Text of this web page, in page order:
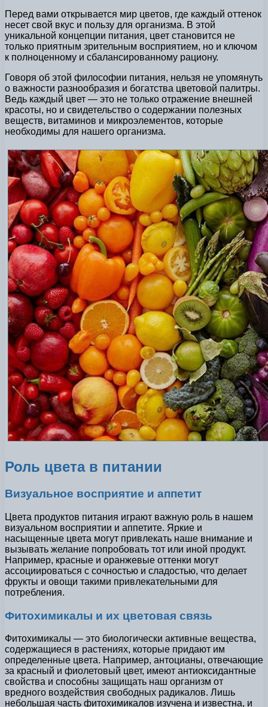
Перед вами открывается мир цветов, где каждый оттенок
несет свой вкус и пользу для организма. В этой
уникальной концепции питания, цвет становится не
только приятным зрительным восприятием, но и ключом
к полноценному и сбалансированному рациону.
Говоря об этой философии питания, нельзя не упомянуть
о важности разнообразия и богатства цветовой палитры.
Ведь каждый цвет — это не только отражение внешней
красоты, но и свидетельство о содержании полезных
веществ, витаминов и микроэлементов, которые
необходимы для нашего организма.
Роль цвета в питании
Визуальное восприятие и аппетит
Цвета продуктов питания играют важную роль в нашем
визуальном восприятии и аппетите. Яркие и
насыщенные цвета могут привлекать наше внимание и
вызывать желание попробовать тот или иной продукт.
Например, красные и оранжевые оттенки могут
ассоциироваться с сочностью и сладостью, что делает
фрукты и овощи такими привлекательными для
потребления.
Фитохимикалы и их цветовая связь
Фитохимикалы — это биологически активные вещества,
содержащиеся в растениях, которые придают им
определенные цвета. Например, антоцианы, отвечающие
за красный и фиолетовый цвет, имеют антиоксидантные
свойства и способны защищать наш организм от
вредного воздействия свободных радикалов. Лишь
небольшая часть фитохимикалов изучена и известна, и